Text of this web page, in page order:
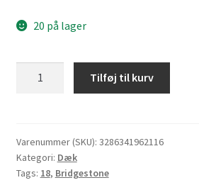
20 på lager
ZR
18
(58W)
Tilføj til kurv
Varenummer (SKU): 3286341962116
Kategori: Dæk
Tags: 18, Bridgestone